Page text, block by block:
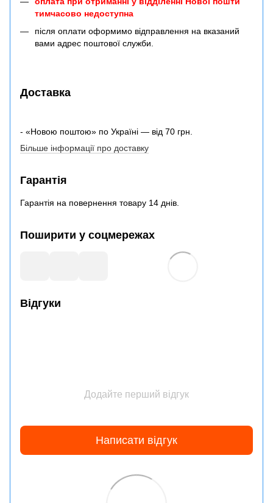
тимчасово недоступна
після оплати оформимо відправлення на вказаний
вами адрес поштової служби.
Доставка
- «Новою поштою» по Україні — від 70 грн.
Більше інформації про доставку
Гарантія
Гарантія на повернення товару 14 днів.
Поширити у соцмережах
Відгуки
Додайте перший відгук
Написати відгук